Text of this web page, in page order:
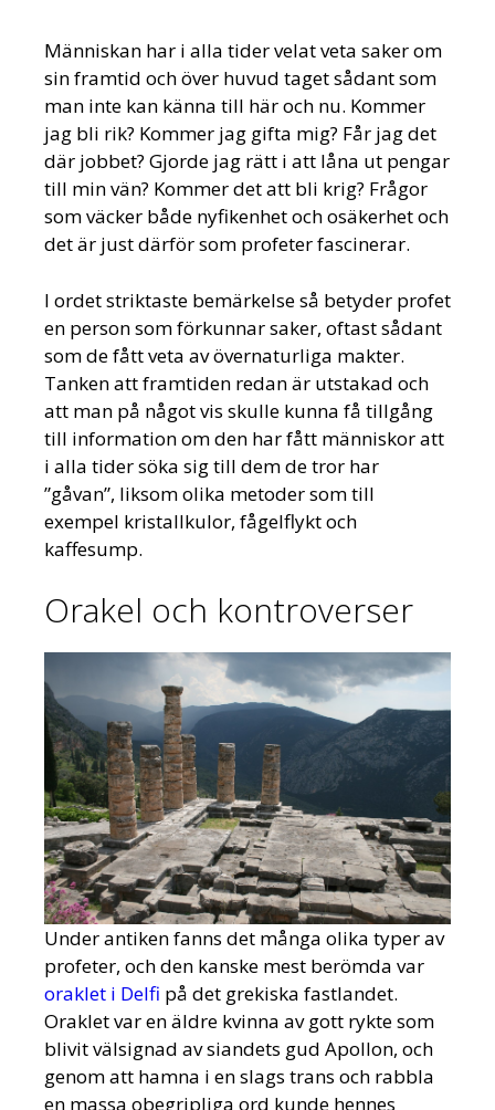
Människan har i alla tider velat veta saker om
sin framtid och över huvud taget sådant som
man inte kan känna till här och nu. Kommer
jag bli rik? Kommer jag gifta mig? Får jag det
där jobbet? Gjorde jag rätt i att låna ut pengar
till min vän? Kommer det att bli krig? Frågor
som väcker både nyfikenhet och osäkerhet och
det är just därför som profeter fascinerar.
I ordet striktaste bemärkelse så betyder profet
en person som förkunnar saker, oftast sådant
som de fått veta av övernaturliga makter.
Tanken att framtiden redan är utstakad och
att man på något vis skulle kunna få tillgång
till information om den har fått människor att
i alla tider söka sig till dem de tror har
”gåvan”, liksom olika metoder som till
exempel kristallkulor, fågelflykt och
kaffesump.
Orakel och kontroverser
Under antiken fanns det många olika typer av
profeter, och den kanske mest berömda var
oraklet i Delfi på det grekiska fastlandet.
Oraklet var en äldre kvinna av gott rykte som
blivit välsignad av siandets gud Apollon, och
genom att hamna i en slags trans och rabbla
en massa obegripliga ord kunde hennes